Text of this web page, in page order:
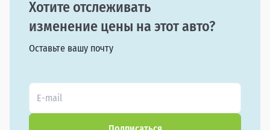
Хотите отслеживать
изменение цены на этот авто?
Оставьте вашу почту